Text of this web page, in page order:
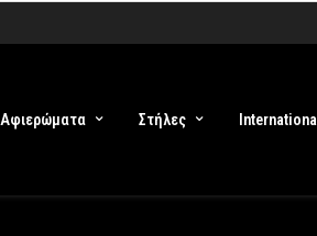
Αφιερώματα Στήλες